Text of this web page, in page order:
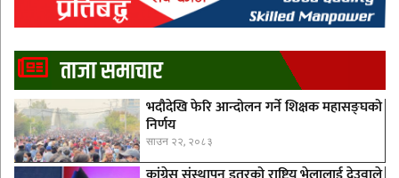
ताजा समाचार
भदौदेखि फेरि आन्दोलन गर्ने शिक्षक महासङ्घको
निर्णय
साउन २२, २०८३